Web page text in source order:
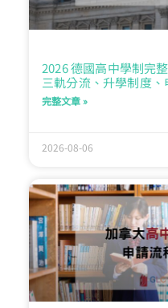
2026 德國高中學制完
三軌分流、升學制度
完整文章 »
2026-08-06